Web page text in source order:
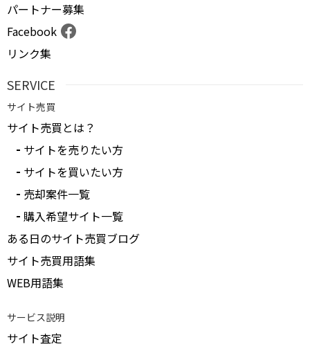
パートナー募集
Facebook
リンク集
SERVICE
サイト売買
サイト売買とは？
サイトを売りたい方
サイトを買いたい方
売却案件一覧
購入希望サイト一覧
ある日のサイト売買ブログ
サイト売買用語集
WEB用語集
サービス説明
サイト査定